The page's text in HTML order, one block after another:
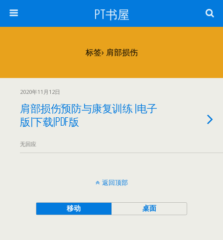
PT书屋
标签› 肩部损伤
2020年11月12日
肩部损伤预防与康复训练 |电子
版|下载|PDF版
无回应
返回顶部
移动 桌面